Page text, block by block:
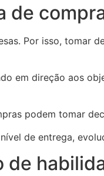
de
Por isso, tomar
em direção aos
podem tomar
de entrega,
de